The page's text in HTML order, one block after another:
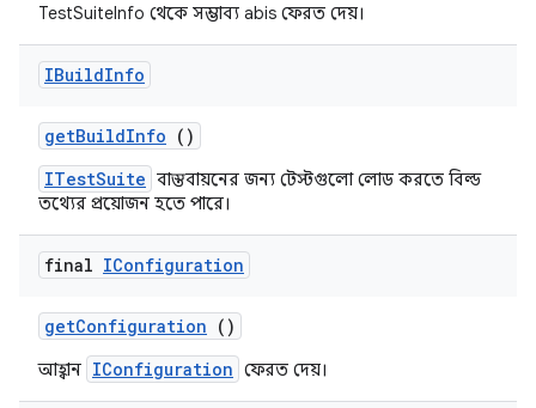
TestSuiteInfo থেকে সম্ভাব্য abis ফেরত দেয়।
IBuildInfo
getBuildInfo ()
ITestSuite বাস্তবায়নের জন্য টেস্টগুলো লোড করতে বিল্ড
তথ্যের প্রয়োজন হতে পারে।
final IConfiguration
getConfiguration ()
আহ্বান IConfiguration ফেরত দেয়।